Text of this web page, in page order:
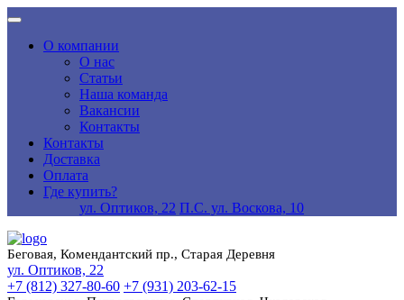
О компании
О нас
Статьи
Наша команда
Вакансии
Контакты
Контакты
Доставка
Оплата
Где купить?
ул. Оптиков, 22 П.С. ул. Воскова, 10
Беговая, Комендантский пр., Старая Деревня
ул. Оптиков, 22
+7 (812) 327-80-60 +7 (931) 203-62-15